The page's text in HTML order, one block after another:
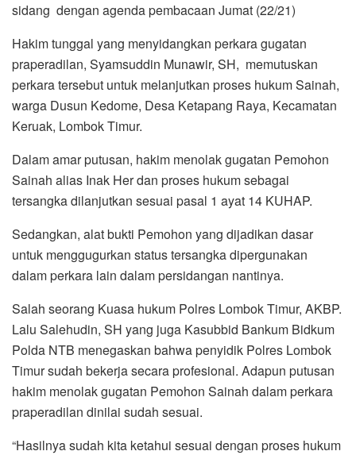
sidang dengan agenda pembacaan Jumat (22/21)
Hakim tunggal yang menyidangkan perkara gugatan
praperadilan, Syamsuddin Munawir, SH, memutuskan
perkara tersebut untuk melanjutkan proses hukum Sainah,
warga Dusun Kedome, Desa Ketapang Raya, Kecamatan
Keruak, Lombok Timur.
Dalam amar putusan, hakim menolak gugatan Pemohon
Sainah alias Inak Her dan proses hukum sebagai
tersangka dilanjutkan sesuai pasal 1 ayat 14 KUHAP.
Sedangkan, alat bukti Pemohon yang dijadikan dasar
untuk menggugurkan status tersangka dipergunakan
dalam perkara lain dalam persidangan nantinya.
Salah seorang Kuasa hukum Polres Lombok Timur, AKBP.
Lalu Salehudin, SH yang juga Kasubbid Bankum Bidkum
Polda NTB menegaskan bahwa penyidik Polres Lombok
Timur sudah bekerja secara profesional. Adapun putusan
hakim menolak gugatan Pemohon Sainah dalam perkara
praperadilan dinilai sudah sesuai.
“Hasilnya sudah kita ketahui sesuai dengan proses hukum